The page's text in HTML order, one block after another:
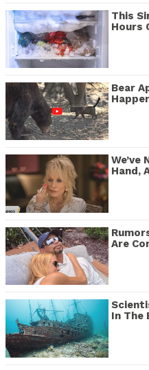
This
Hours
Bear
We’ve
Hand,
Are
In The